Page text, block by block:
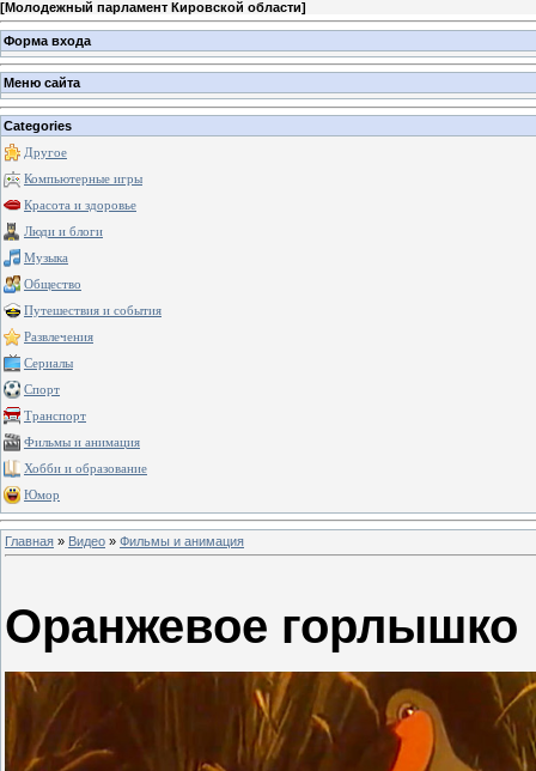
[Молодежный парламент Кировской области]
Форма входа
Меню сайта
Categories
Другое
Компьютерные игры
Красота и здоровье
Люди и блоги
Музыка
Общество
Путешествия и события
Развлечения
Сериалы
Спорт
Транспорт
Фильмы и анимация
Хобби и образование
Юмор
Главная » Видео » Фильмы и анимация
Оранжевое горлышко